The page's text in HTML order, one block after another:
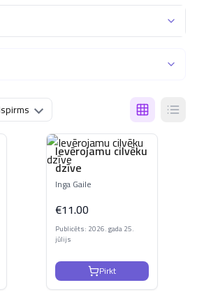
Ievērojamu cilvēku
dzīve
Inga Gaile
€11.00
Publicēts: 2026. gada 25.
jūlijs
Pirkt